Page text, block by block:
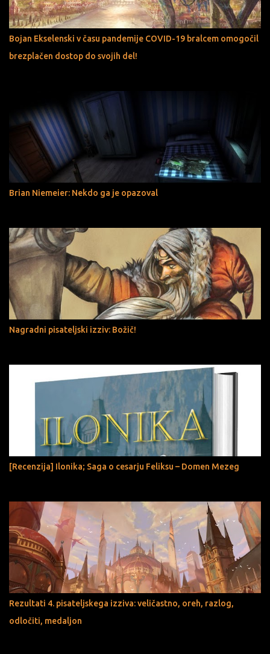
Bojan Ekselenski v času pandemije COVID-19 bralcem omogočil
brezplačen dostop do svojih del!
Brian Niemeier: Nekdo ga je opazoval
Nagradni pisateljski izziv: Božič!
[Recenzija] Ilonika; Saga o cesarju Feliksu – Domen Mezeg
Rezultati 4. pisateljskega izziva: veličastno, oreh, razlog,
odločiti, medaljon